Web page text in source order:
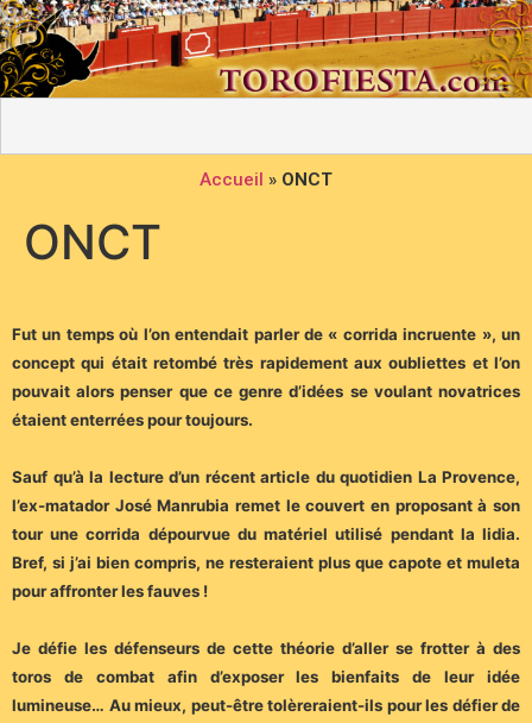
Accueil » ONCT
ONCT
Fut un temps où l’on entendait parler de « corrida incruente », un
concept qui était retombé très rapidement aux oubliettes et l’on
pouvait alors penser que ce genre d’idées se voulant novatrices
étaient enterrées pour toujours.
Sauf qu’à la lecture d’un récent article du quotidien La Provence,
l’ex-matador José Manrubia remet le couvert en proposant à son
tour une corrida dépourvue du matériel utilisé pendant la lidia.
Bref, si j’ai bien compris, ne resteraient plus que capote et muleta
pour affronter les fauves !
Je défie les défenseurs de cette théorie d’aller se frotter à des
toros de combat afin d’exposer les bienfaits de leur idée
lumineuse… Au mieux, peut-être tolèreraient-ils pour les défier de